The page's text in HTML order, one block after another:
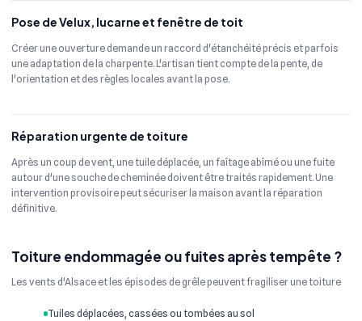
Pose de Velux, lucarne et fenêtre de toit
Créer une ouverture demande un raccord d'étanchéité précis et parfois
une adaptation de la charpente. L'artisan tient compte de la pente, de
l'orientation et des règles locales avant la pose.
Réparation urgente de toiture
Après un coup de vent, une tuile déplacée, un faîtage abîmé ou une fuite
autour d'une souche de cheminée doivent être traités rapidement. Une
intervention provisoire peut sécuriser la maison avant la réparation
définitive.
Toiture endommagée ou fuites après tempête ?
Les vents d'Alsace et les épisodes de grêle peuvent fragiliser une toiture
Tuiles déplacées, cassées ou tombées au sol